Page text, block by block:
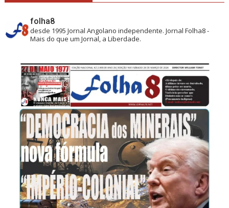
folha8
desde 1995 Jornal Angolano independente.Jornal Folha8 -
Mais do que um Jornal, a Liberdade.